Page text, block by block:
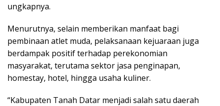
ungkapnya.
Menurutnya, selain memberikan manfaat bagi
pembinaan atlet muda, pelaksanaan kejuaraan juga
berdampak positif terhadap perekonomian
masyarakat, terutama sektor jasa penginapan,
homestay, hotel, hingga usaha kuliner.
“Kabupaten Tanah Datar menjadi salah satu daerah